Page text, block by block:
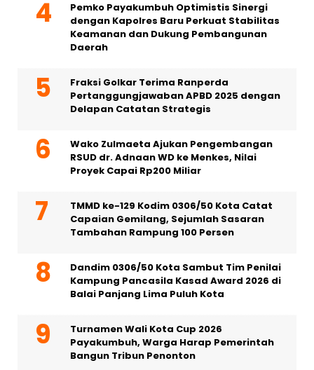
Pemko Payakumbuh Optimistis Sinergi
dengan Kapolres Baru Perkuat Stabilitas
Keamanan dan Dukung Pembangunan
Daerah
Fraksi Golkar Terima Ranperda
Pertanggungjawaban APBD 2025 dengan
Delapan Catatan Strategis
Wako Zulmaeta Ajukan Pengembangan
RSUD dr. Adnaan WD ke Menkes, Nilai
Proyek Capai Rp200 Miliar
TMMD ke-129 Kodim 0306/50 Kota Catat
Capaian Gemilang, Sejumlah Sasaran
Tambahan Rampung 100 Persen
Dandim 0306/50 Kota Sambut Tim Penilai
Kampung Pancasila Kasad Award 2026 di
Balai Panjang Lima Puluh Kota
Turnamen Wali Kota Cup 2026
Payakumbuh, Warga Harap Pemerintah
Bangun Tribun Penonton